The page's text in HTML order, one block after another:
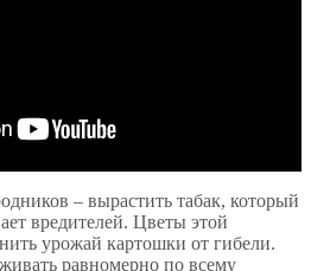
– вырастить табак, который
вредителей. Цветы этой
урожай картошки от гибели.
равномерно по всему